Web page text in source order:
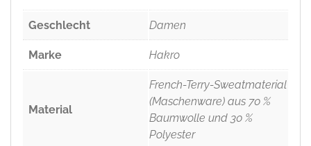
Geschlecht Damen
Marke Hakro
Material
French-Terry-Sweatmaterial
(Maschenware) aus 70 %
Baumwolle und 30 %
Polyester